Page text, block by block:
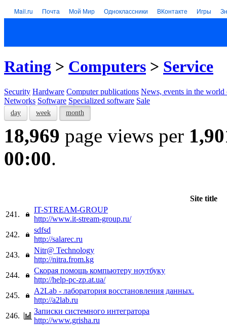
Mail.ru Почта Мой Мир Одноклассники ВКонтакте Игры
Rating > Computers > Service
Security Hardware Computer publications News, events in the world
Networks Software Specialized software Sale
day week month
18,969 page views per
00:00.
Site title
241.
IT-STREAM-GROUP
http://www.it-stream-group.ru/
242.
sdfsd
http://salarec.ru
243.
Nitr@ Technology
http://nitra.from.kg
244.
Скорая помощь компьютеру ноутбуку
http://help-pc-zp.at.ua/
245.
A2Lab - лаборатория восстановления данных.
http://a2lab.ru
246.
Записки системного интегратора
http://www.grisha.ru